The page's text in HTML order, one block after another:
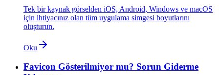
Tek bir kaynak görselden iOS, Android, Windows ve macOS
için ihtiyacınız olan tüm uygulama simgesi boyutlarını
oluşturun.
Oku
Favicon Gösterilmiyor mu? Sorun Giderme